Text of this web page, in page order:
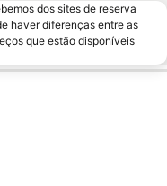
dos sites de reserva
haver diferenças entre as
que estão disponíveis